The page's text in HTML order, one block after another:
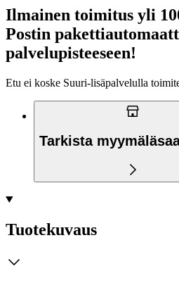
Ilmainen toimitus yli
Postin
palvelupisteeseen!
Etu ei koske Suuri‑lisäpalvelulla
Tarkista
Tuotekuvaus